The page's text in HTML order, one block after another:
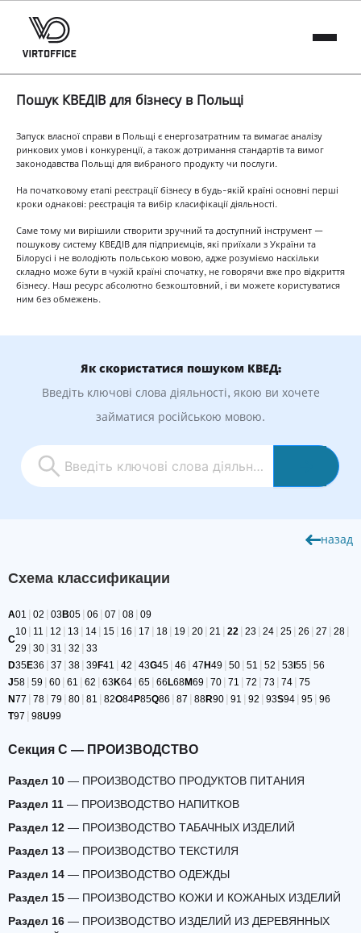
Пошук КВЕДІВ для бізнесу в Польщі
Запуск власної справи в Польщі є енергозатратним та вимагає аналізу
ринкових умов і конкуренції, а також дотримання стандартів та вимог
законодавства Польщі для вибраного продукту чи послуги.
На початковому етапі реєстрації бізнесу в будь-якій країні основні перші
кроки однакові: реєстрація та вибір класифікації діяльності.
Саме тому ми вирішили створити зручний та доступний інструмент —
пошукову систему КВЕДІВ для підприємців, які приїхали з України та
Білорусі і не володіють польською мовою, адже розуміємо наскільки
складно може бути в чужій країні спочатку, не говорячи вже про відкриття
бізнесу. Наш ресурс абсолютно безкоштовний, і ви можете користуватися
ним без обмежень.
Як скористатися пошуком КВЕД:
Введіть ключові слова діяльності, якою ви хочете
займатися російською мовою.
назад
Схема классификации
A01 | 02 | 03B05 | 06 | 07 | 08 | 09
C
10 | 11 | 12 | 13 | 14 | 15 | 16 | 17 | 18 | 19 | 20 | 21 | 22 | 23 | 24 | 25 | 26 | 27 | 28 |
29 | 30 | 31 | 32 | 33
D35E36 | 37 | 38 | 39F41 | 42 | 43G45 | 46 | 47H49 | 50 | 51 | 52 | 53I55 | 56
J58 | 59 | 60 | 61 | 62 | 63K64 | 65 | 66L68M69 | 70 | 71 | 72 | 73 | 74 | 75
N77 | 78 | 79 | 80 | 81 | 82O84P85Q86 | 87 | 88R90 | 91 | 92 | 93S94 | 95 | 96
T97 | 98U99
Секция C — ПРОИЗВОДСТВО
Раздел 10 — ПРОИЗВОДСТВО ПРОДУКТОВ ПИТАНИЯ
Раздел 11 — ПРОИЗВОДСТВО НАПИТКОВ
Раздел 12 — ПРОИЗВОДСТВО ТАБАЧНЫХ ИЗДЕЛИЙ
Раздел 13 — ПРОИЗВОДСТВО ТЕКСТИЛЯ
Раздел 14 — ПРОИЗВОДСТВО ОДЕЖДЫ
Раздел 15 — ПРОИЗВОДСТВО КОЖИ И КОЖАНЫХ ИЗДЕЛИЙ
Раздел 16 — ПРОИЗВОДСТВО ИЗДЕЛИЙ ИЗ ДЕРЕВЯННЫХ